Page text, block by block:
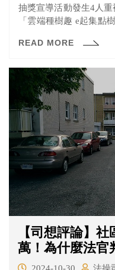
抽獎宣導活動發生4人
「雲端種樹趣 e起集點
點數，用來兌換電子禮
中，有4人重複中獎，恐
READ MORE
【司想評論】
萬！為什麼法官